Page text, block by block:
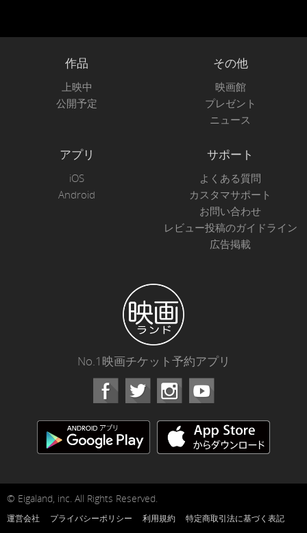
作品
上映中
公開予定
その他
映画館
プレゼント
ニュース
アプリ
iOS
Android
サポート
よくある質問
カスタマサポート
お問い合わせ
レビュー投稿のガイドライン
広告掲載
No.1映画チケット予約アプリ
Facebook Instagram
© Eigaland, inc. All Rights Reserved.
運営会社 プライバシーポリシー 利用規約 特定商取引法に基づく表記